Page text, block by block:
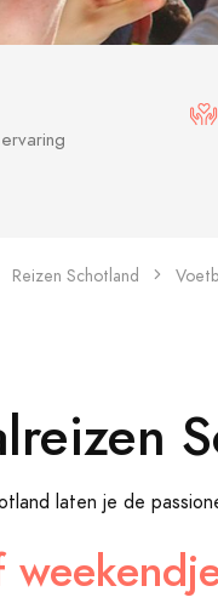
Reizen Schotland
laten je de